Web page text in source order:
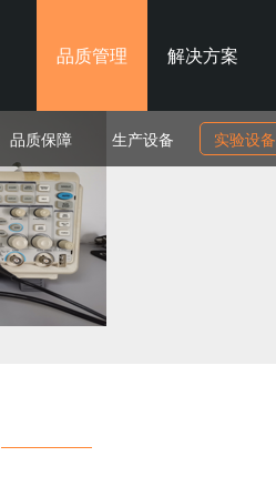
品质管理 解决方案
品质保障 生产设备 实验设备